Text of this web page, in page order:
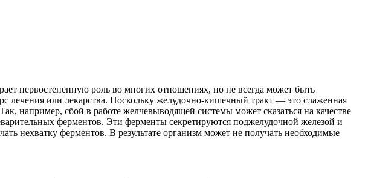
первостепенную роль во многих отношениях, но не всегда может быть
лечения или лекарства. Поскольку желудочно-кишечный тракт — это слаженная
например, сбой в работе желчевыводящей системы может сказаться на качестве
ферментов. Эти ферменты секретируются поджелудочной железой и
нехватку ферментов. В результате организм может не получать необходимые